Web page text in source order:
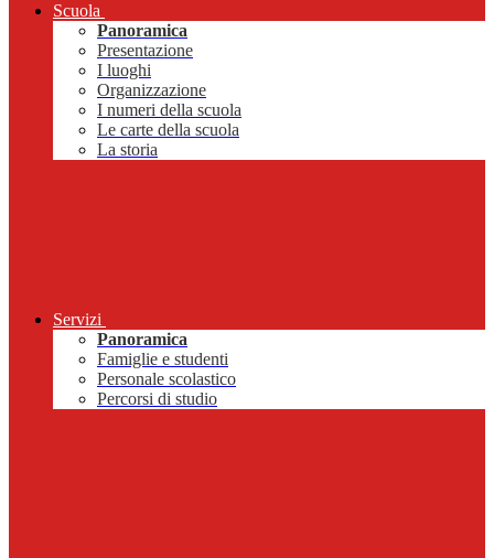
Scuola
Panoramica
Presentazione
I luoghi
Organizzazione
I numeri della scuola
Le carte della scuola
La storia
Servizi
Panoramica
Famiglie e studenti
Personale scolastico
Percorsi di studio